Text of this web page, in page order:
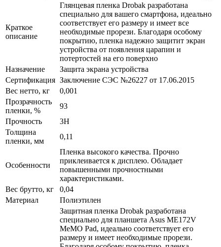
Краткое
описание
Глянцевая пленка Drobak разработана
специально для вашего смартфона, идеально
соответствует его размеру и имеет все
необходимые прорези. Благодаря особому
покрытию, пленка надежно защитит экран
устройства от появления царапин и
потертостей на его поверхно
Назначение
Защита экрана устройства
Сертификация Заключение СЭС №26227 от 17.06.2015
Вес нетто, кг
0,001
Прозрачность
пленки, %
93
Прочность
3H
Толщина
пленки, мм
0,11
Особенности
Пленка высокого качества. Прочно
приклеивается к дисплею. Обладает
повышенными прочностными
характеристиками.
Вес брутто, кг
0,04
Материал
Полиэтилен
Защитная пленка Drobak разработана
специально для планшета Asus ME172V
MeMO Pad, идеально соответствует его
размеру и имеет необходимые прорези.